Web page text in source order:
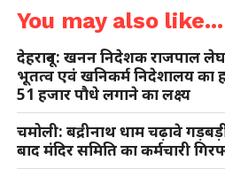
You may also like...
देहरादून: खनन निदेशक राजपाल
भूतत्व एवं खनिकर्म निदेशालय का
51 हजार पौधे लगाने का लक्ष्य
चमोली: बद्रीनाथ धाम चढ़ावे
बाद मंदिर समिति का कर्मचारी